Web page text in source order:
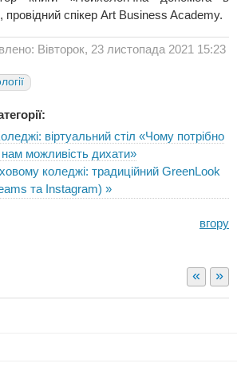
провідний спікер Art Business Academy.
Вівторок, 23 листопада 2021 15:23
віртуальний стіл «Чому потрібно
можливість дихати»
коледжі: традиційний GreenLook
та Instagram) »
вгору
« »